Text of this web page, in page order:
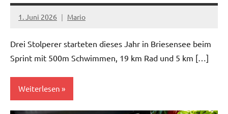
1. Juni 2026 Mario
Drei Stolperer starteten dieses Jahr in Briesensee beim
Sprint mit 500m Schwimmen, 19 km Rad und 5 km […]
Weiterlesen